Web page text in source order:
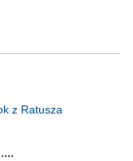
z Ratusza